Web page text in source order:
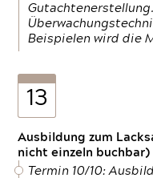
Beispielen wird die
13
Ausbildung zum
nicht einzeln buchbar)
Termin 10/10: